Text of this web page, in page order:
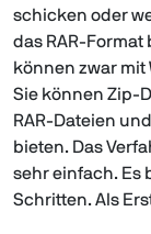
schicken oder
das RAR-Format
können zwar mit
Sie können Zip-
RAR-Dateien
bieten. Das
sehr einfach. Es
Schritten. Als